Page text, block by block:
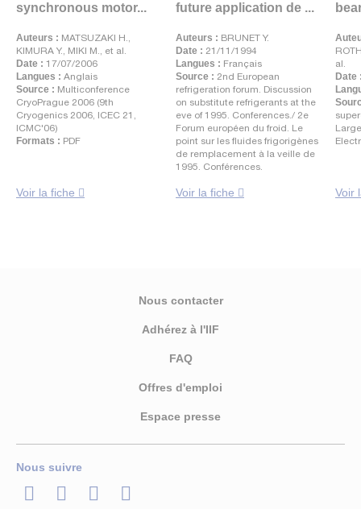
synchronous motor...
Auteurs : MATSUZAKI H.,
KIMURA Y., MIKI M., et al.
Date : 17/07/2006
Langues : Anglais
Source : Multiconference
CryoPrague 2006 (9th
Cryogenics 2006, ICEC 21,
ICMC'06)
Formats : PDF
Voir la fiche
future application de ...
Auteurs : BRUNET Y.
Date : 21/11/1994
Langues : Français
Source : 2nd European
refrigeration forum. Discussion
on substitute refrigerants at the
eve of 1995. Conferences./ 2e
Forum européen du froid. Le
point sur les fluides frigorigènes
de remplacement à la veille de
1995. Conférences.
Voir la fiche
al.
Date
Voir
Nous contacter
Adhérez à l'IIF
FAQ
Offres d'emploi
Espace presse
Nous suivre
LinkedIn
TwitterFacebook
Youtube